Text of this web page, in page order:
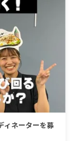
ィネーターを募